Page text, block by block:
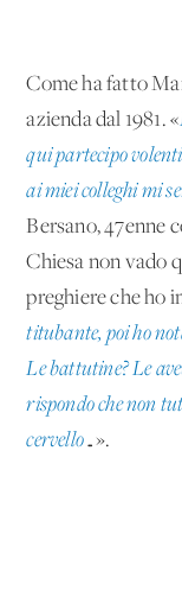
Come ha fatto
azienda dal 1981. «
qui partecipo
ai miei colleghi mi
Bersano, 47enne
Chiesa non vado
preghiere che ho
titubante, poi ho
Le battutine? Le
rispondo che non
cervello…».